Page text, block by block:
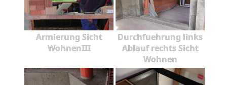
Armierung Sicht
WohnenIII
Durchfuehrung links
Ablauf rechts Sicht
Wohnen